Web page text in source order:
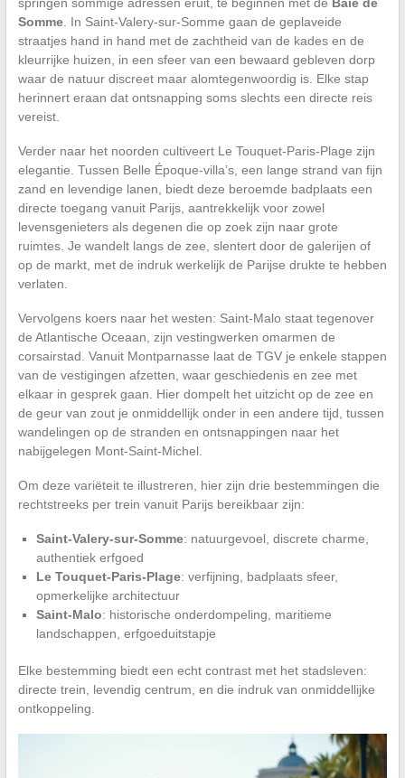
Somme. In Saint-Valery-sur-Somme gaan de geplaveide
straatjes hand in hand met de zachtheid van de kades en de
kleurrijke huizen, in een sfeer van een bewaard gebleven dorp
waar de natuur discreet maar alomtegenwoordig is. Elke stap
herinnert eraan dat ontsnapping soms slechts een directe reis
vereist.
Verder naar het noorden cultiveert Le Touquet-Paris-Plage zijn
elegantie. Tussen Belle Époque-villa’s, een lange strand van fijn
zand en levendige lanen, biedt deze beroemde badplaats een
directe toegang vanuit Parijs, aantrekkelijk voor zowel
levensgenieters als degenen die op zoek zijn naar grote
ruimtes. Je wandelt langs de zee, slentert door de galerijen of
op de markt, met de indruk werkelijk de Parijse drukte te hebben
verlaten.
Vervolgens koers naar het westen: Saint-Malo staat tegenover
de Atlantische Oceaan, zijn vestingwerken omarmen de
corsairstad. Vanuit Montparnasse laat de TGV je enkele stappen
van de vestigingen afzetten, waar geschiedenis en zee met
elkaar in gesprek gaan. Hier dompelt het uitzicht op de zee en
de geur van zout je onmiddellijk onder in een andere tijd, tussen
wandelingen op de stranden en ontsnappingen naar het
nabijgelegen Mont-Saint-Michel.
Om deze variëteit te illustreren, hier zijn drie bestemmingen die
rechtstreeks per trein vanuit Parijs bereikbaar zijn:
Saint-Valery-sur-Somme: natuurgevoel, discrete charme,
authentiek erfgoed
Le Touquet-Paris-Plage: verfijning, badplaats sfeer,
opmerkelijke architectuur
Saint-Malo: historische onderdompeling, maritieme
landschappen, erfgoeduitstapje
Elke bestemming biedt een echt contrast met het stadsleven:
directe trein, levendig centrum, en die indruk van onmiddellijke
ontkoppeling.